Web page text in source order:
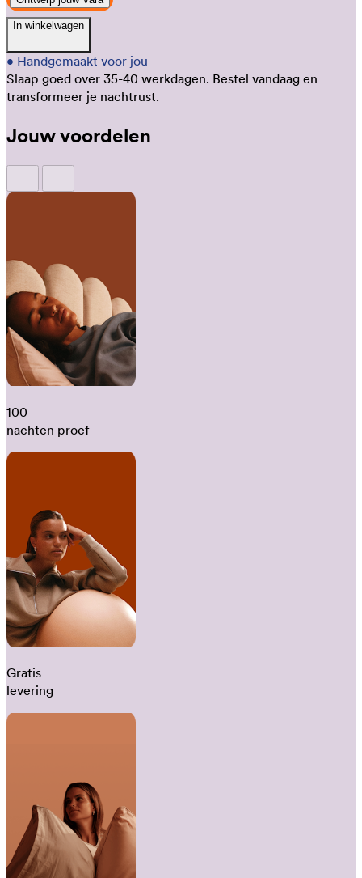
In winkelwagen
• Handgemaakt voor jou
Slaap goed over 35-40 werkdagen. Bestel vandaag en
transformeer je nachtrust.
Jouw voordelen
100
nachten proef
Gratis
levering